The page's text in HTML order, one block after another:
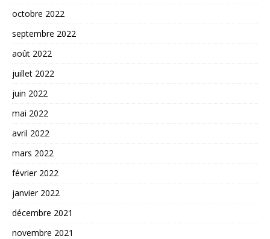
octobre 2022
septembre 2022
août 2022
juillet 2022
juin 2022
mai 2022
avril 2022
mars 2022
février 2022
janvier 2022
décembre 2021
novembre 2021